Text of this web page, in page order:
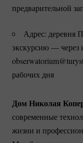
предварительной
Адрес: деревня
экскурсию — через
рабочих дня
Дом Николая
современные
жизни и